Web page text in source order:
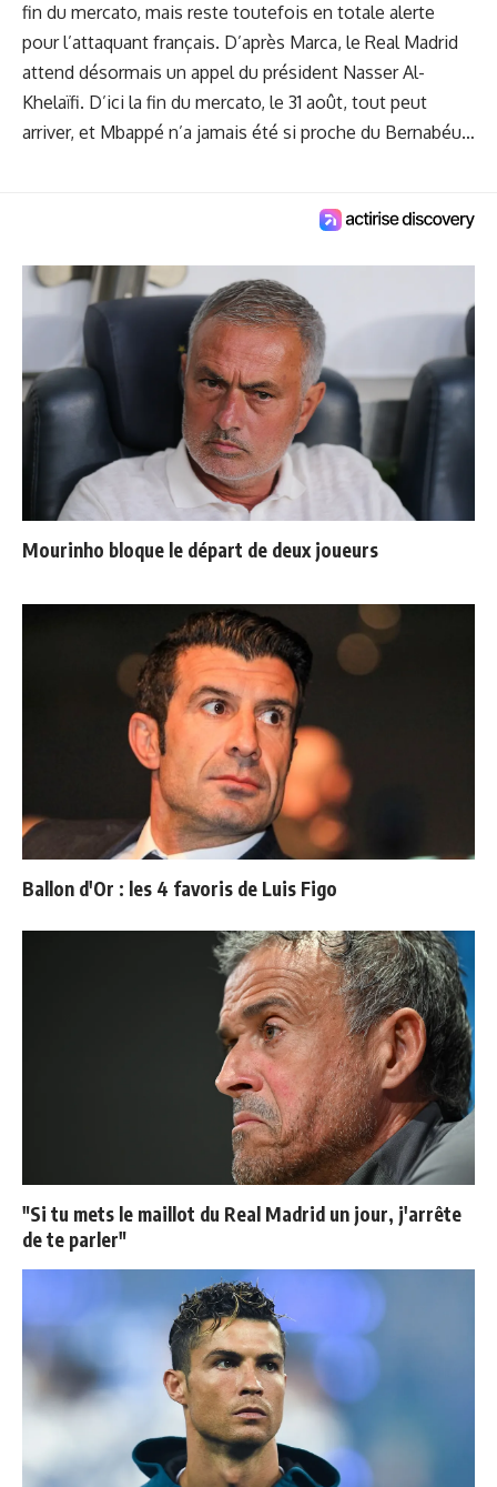
fin du mercato, mais reste toutefois en totale alerte
pour l’attaquant français. D’après Marca, le Real Madrid
attend désormais un appel du président Nasser Al-
Khelaïfi. D’ici la fin du mercato, le 31 août, tout peut
arriver, et Mbappé n’a jamais été si proche du Bernabéu…
Mourinho bloque le départ de deux joueurs
Ballon d'Or : les 4 favoris de Luis Figo
"Si tu mets le maillot du Real Madrid un jour, j'arrête
de te parler"